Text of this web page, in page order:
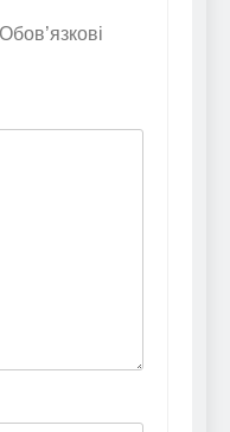
Обов’язкові